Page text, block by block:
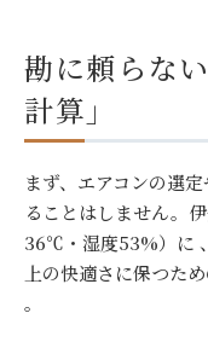
勘に頼らな
計算」
まず、エアコンの選
ることはしません。
36℃・湿度53%）に
上の快適さに保つた
。